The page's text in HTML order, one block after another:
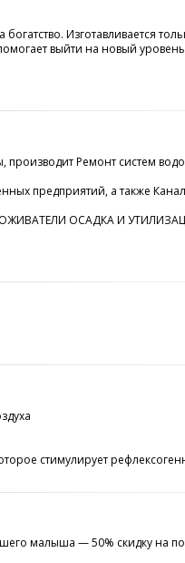
Изготавливается
выйти на новый
производит Ремонт систем
предприятий, а также
ОСАДКА И
стимулирует
малыша — 50% скидку на